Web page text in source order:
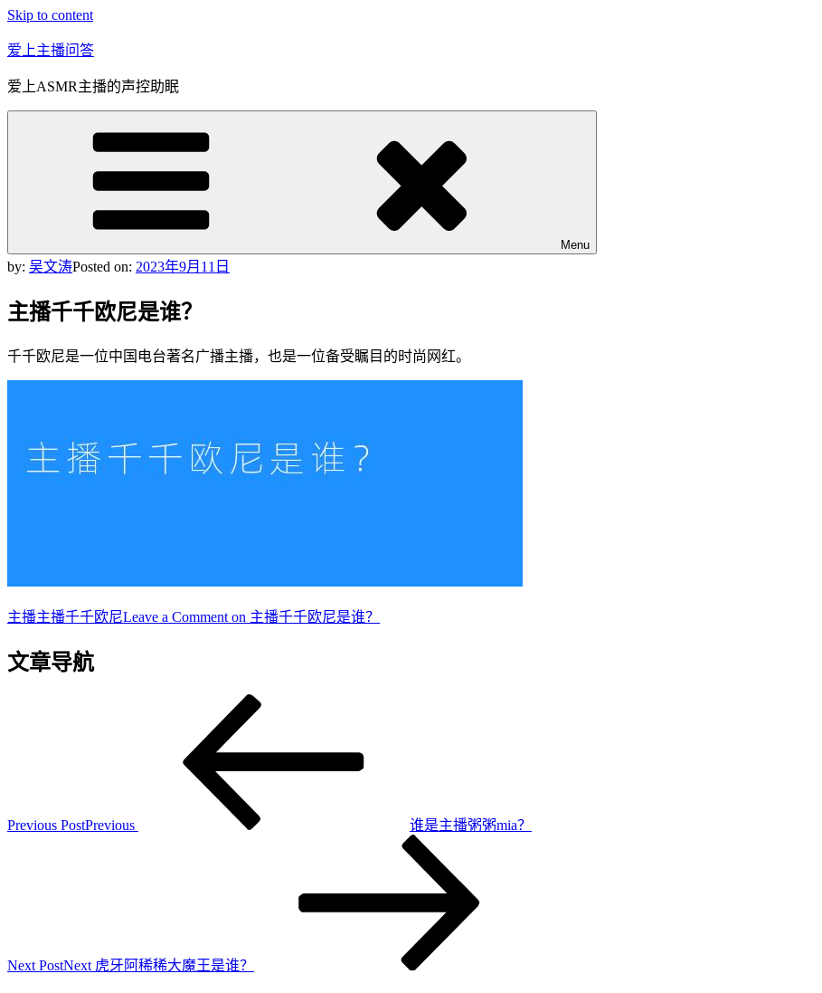
Skip to content
爱上主播问答
爱上ASMR主播的声控助眠
Menu
by: 吴文涛Posted on: 2023年9月11日
主播千千欧尼是谁？
千千欧尼是一位中国电台著名广播主播，也是一位备受瞩目的时尚网红。
主播主播千千欧尼Leave a Comment on 主播千千欧尼是谁？
文章导航
Previous PostPrevious 谁是主播粥粥mia？
Next PostNext 虎牙阿稀稀大魔王是谁？